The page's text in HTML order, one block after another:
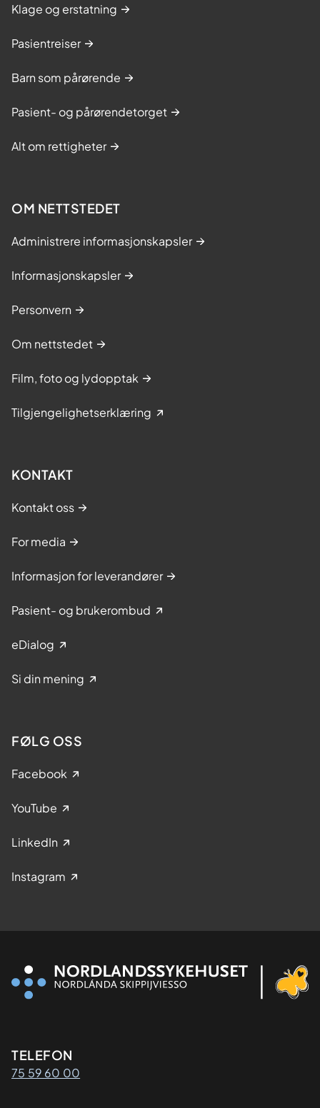
Klage og erstatning
Pasientreiser
Barn som pårørende
Pasient- og pårørendetorget
Alt om rettigheter
OM NETTSTEDET
Administrere informasjonskapsler
Informasjonskapsler
Personvern
Om nettstedet
Film, foto og lydopptak
Tilgjengelighetserklæring
KONTAKT
Kontakt oss
For media
Informasjon for leverandører
Pasient- og brukerombud
eDialog
Si din mening
FØLG OSS
Facebook
YouTube
LinkedIn
Instagram
Kontaktinformasjon
TELEFON
75 59 60 00